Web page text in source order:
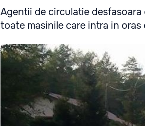
Agentii de circulatie
toate masinile care intra in oras